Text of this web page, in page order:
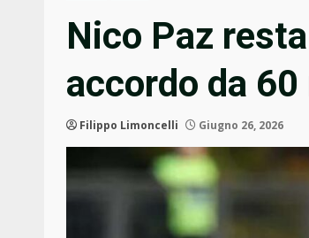
Nico Paz
accordo da
Filippo Limoncelli Giugno 26, 2026